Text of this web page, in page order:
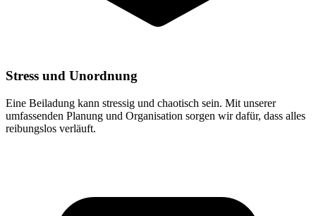
Stress und Unordnung
Eine Beiladung kann stressig und chaotisch sein. Mit unserer
umfassenden Planung und Organisation sorgen wir dafür, dass alles
reibungslos verläuft.